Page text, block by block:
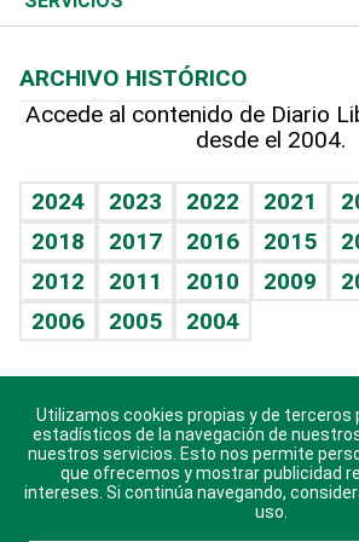
Hablando con el pediatra
Vida y familia
Eñe
Celebrando la vida
Sin complejos
En pocas palabras
Escuchando al corazón
Economía Personal
Línea de hit
TBT Deportivo
Hecho en casa
Guía del dinero
Cumpleaños
Horóscopos
Crucigramas
ARCHIVO HISTÓRICO
Accede al contenido de Diario
desde el 2004.
2024 2023 2022 2021
2018
2017 2016 2015
2012
2011 2010 2009
2006
2005 2004
Descarga nuestras aplicaciones
sistema Huawei.
Utilizamos cookies propias y de terceros
estadísticos de la navegación de
nuestros servicios. Esto nos permite
que ofrecemos y mostrar publicidad
intereses. Si continúa navegando,
uso.